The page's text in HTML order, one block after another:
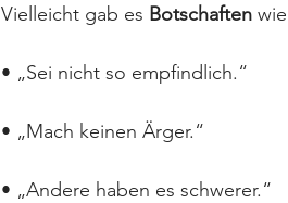
Vielleicht gab es Botschaften
• „Sei nicht so empfindlich.“
• „Mach keinen Ärger.“
• „Andere haben es schwerer.“